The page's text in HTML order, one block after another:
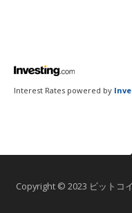
Interest Rates powered by
Copyright © 2023 ビットコ